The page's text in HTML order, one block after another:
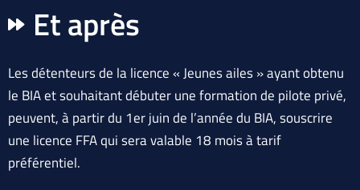
Et après
Les détenteurs de la licence « Jeunes ailes » ayant obtenu
le BIA et souhaitant débuter une formation de pilote privé,
peuvent, à partir du 1er juin de l’année du BIA, souscrire
une licence FFA qui sera valable 18 mois à tarif
préférentiel.